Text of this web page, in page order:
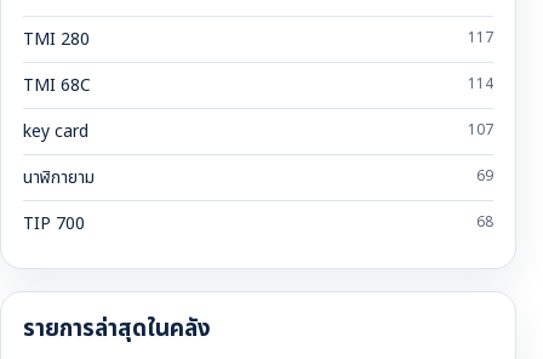
TMI 280 117
TMI 68C 114
key card 107
นาฬิกายาม 69
TIP 700 68
รายการล่าสุดในคลัง